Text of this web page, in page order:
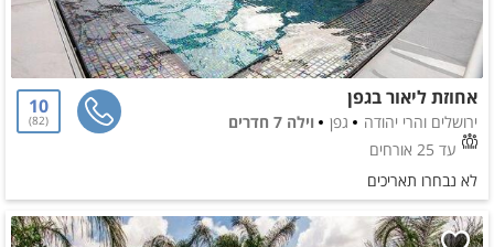
אחוזת ליאור בגפן
ירושלים והרי יהודה גפן
וילה 7 חדרים
עד 25 אורחים
10
82
לא נבחרו תאריכים